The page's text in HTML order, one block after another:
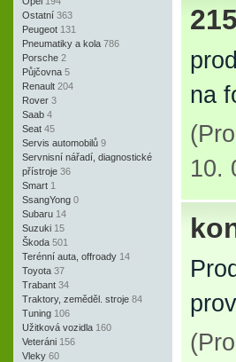
Ostatní 363
Peugeot 131
Pneumatiky a kola 786
Porsche 2
Půjčovna 5
Renault 204
Rover 3
Saab 4
Seat 45
Servis automobilů 9
Servnisní nářadí, diagnostické
přístroje 36
Smart 1
SsangYong 0
Subaru 14
Suzuki 15
Škoda 501
Terénní auta, offroady 14
Toyota 37
Trabant 34
Traktory, zeměděl. stroje 84
Tuning 106
Užitková vozidla 160
Veteráni 156
Vleky 60
na
10.